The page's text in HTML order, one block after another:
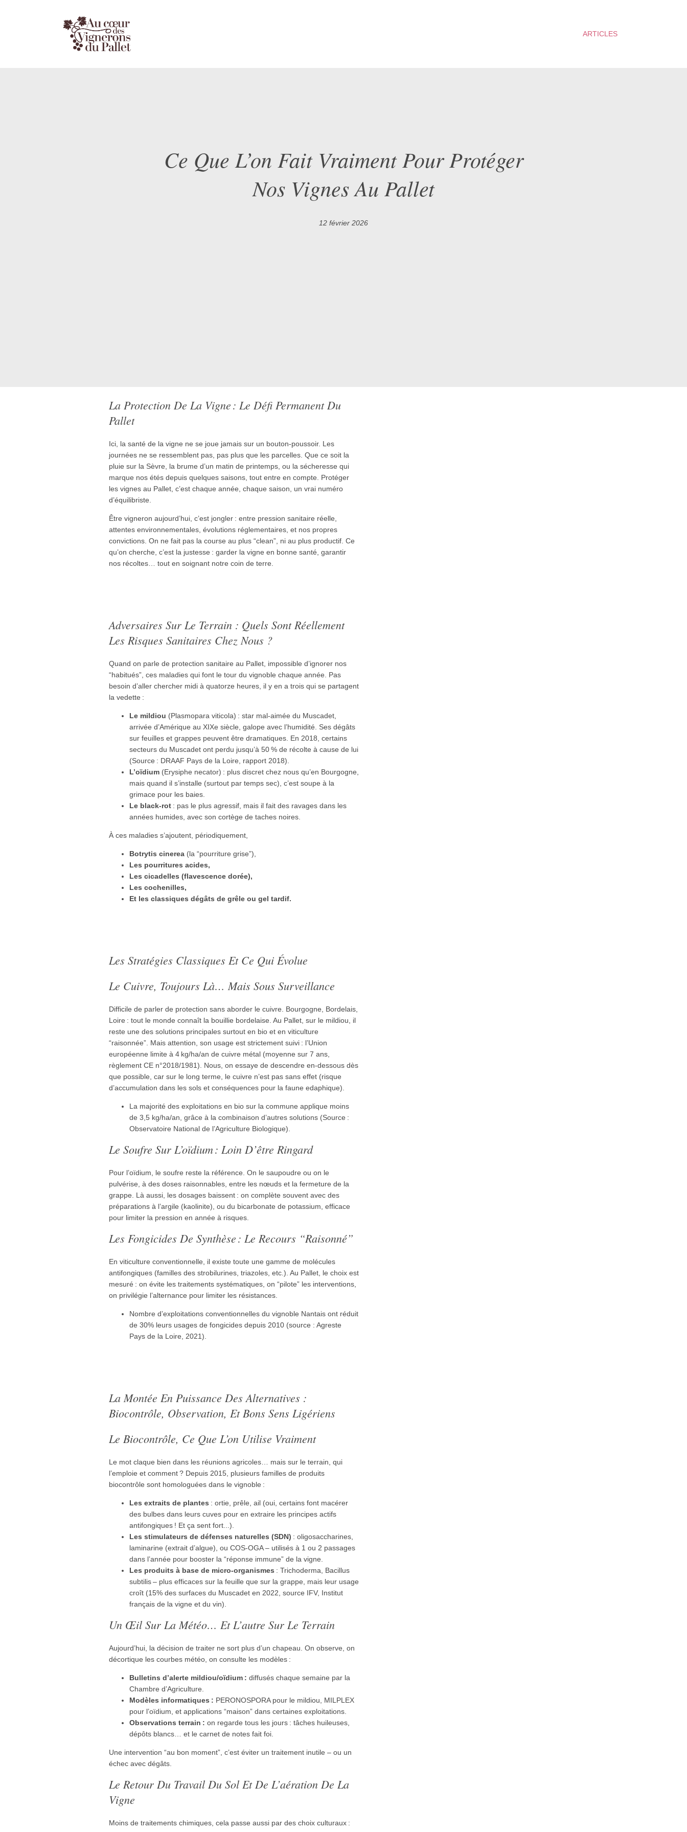
ARTICLES
Ce Que L’on Fait Vraiment Pour Protéger
Nos Vignes Au Pallet
12 février 2026
La Protection De La Vigne : Le Défi Permanent Du
Pallet
Ici, la santé de la vigne ne se joue jamais sur un bouton-poussoir. Les
journées ne se ressemblent pas, pas plus que les parcelles. Que ce soit la
pluie sur la Sèvre, la brume d’un matin de printemps, ou la sécheresse qui
marque nos étés depuis quelques saisons, tout entre en compte. Protéger
les vignes au Pallet, c’est chaque année, chaque saison, un vrai numéro
d’équilibriste.
Être vigneron aujourd’hui, c’est jongler : entre pression sanitaire réelle,
attentes environnementales, évolutions réglementaires, et nos propres
convictions. On ne fait pas la course au plus “clean”, ni au plus productif. Ce
qu’on cherche, c’est la justesse : garder la vigne en bonne santé, garantir
nos récoltes… tout en soignant notre coin de terre.
Adversaires Sur Le Terrain : Quels Sont Réellement
Les Risques Sanitaires Chez Nous ?
Quand on parle de protection sanitaire au Pallet, impossible d’ignorer nos
“habitués”, ces maladies qui font le tour du vignoble chaque année. Pas
besoin d’aller chercher midi à quatorze heures, il y en a trois qui se partagent
la vedette :
Le mildiou (Plasmopara viticola) : star mal-aimée du Muscadet,
arrivée d’Amérique au XIXe siècle, galope avec l’humidité. Ses dégâts
sur feuilles et grappes peuvent être dramatiques. En 2018, certains
secteurs du Muscadet ont perdu jusqu’à 50 % de récolte à cause de lui
(Source : DRAAF Pays de la Loire, rapport 2018).
L’oïdium (Erysiphe necator) : plus discret chez nous qu’en Bourgogne,
mais quand il s’installe (surtout par temps sec), c’est soupe à la
grimace pour les baies.
Le black-rot : pas le plus agressif, mais il fait des ravages dans les
années humides, avec son cortège de taches noires.
À ces maladies s’ajoutent, périodiquement,
Botrytis cinerea (la “pourriture grise”),
Les pourritures acides,
Les cicadelles (flavescence dorée),
Les cochenilles,
Et les classiques dégâts de grêle ou gel tardif.
Les Stratégies Classiques Et Ce Qui Évolue
Le Cuivre, Toujours Là… Mais Sous Surveillance
Difficile de parler de protection sans aborder le cuivre. Bourgogne, Bordelais,
Loire : tout le monde connaît la bouillie bordelaise. Au Pallet, sur le mildiou, il
reste une des solutions principales surtout en bio et en viticulture
“raisonnée”. Mais attention, son usage est strictement suivi : l’Union
européenne limite à 4 kg/ha/an de cuivre métal (moyenne sur 7 ans,
règlement CE n°2018/1981). Nous, on essaye de descendre en-dessous dès
que possible, car sur le long terme, le cuivre n’est pas sans effet (risque
d’accumulation dans les sols et conséquences pour la faune edaphique).
La majorité des exploitations en bio sur la commune applique moins
de 3,5 kg/ha/an, grâce à la combinaison d’autres solutions (Source :
Observatoire National de l’Agriculture Biologique).
Le Soufre Sur L’oïdium : Loin D’être Ringard
Pour l’oïdium, le soufre reste la référence. On le saupoudre ou on le
pulvérise, à des doses raisonnables, entre les nœuds et la fermeture de la
grappe. Là aussi, les dosages baissent : on complète souvent avec des
préparations à l’argile (kaolinite), ou du bicarbonate de potassium, efficace
pour limiter la pression en année à risques.
Les Fongicides De Synthèse : Le Recours “raisonné”
En viticulture conventionnelle, il existe toute une gamme de molécules
antifongiques (familles des strobilurines, triazoles, etc.). Au Pallet, le choix est
mesuré : on évite les traitements systématiques, on “pilote” les interventions,
on privilégie l’alternance pour limiter les résistances.
Nombre d’exploitations conventionnelles du vignoble Nantais ont réduit
de 30% leurs usages de fongicides depuis 2010 (source : Agreste
Pays de la Loire, 2021).
La Montée En Puissance Des Alternatives :
Biocontrôle, Observation, Et Bons Sens Ligériens
Le Biocontrôle, Ce Que L’on Utilise Vraiment
Le mot claque bien dans les réunions agricoles… mais sur le terrain, qui
l’emploie et comment ? Depuis 2015, plusieurs familles de produits
biocontrôle sont homologuées dans le vignoble :
Les extraits de plantes : ortie, prêle, ail (oui, certains font macérer
des bulbes dans leurs cuves pour en extraire les principes actifs
antifongiques ! Et ça sent fort...).
Les stimulateurs de défenses naturelles (SDN) : oligosaccharines,
laminarine (extrait d’algue), ou COS-OGA – utilisés à 1 ou 2 passages
dans l’année pour booster la “réponse immune” de la vigne.
Les produits à base de micro-organismes : Trichoderma, Bacillus
subtilis – plus efficaces sur la feuille que sur la grappe, mais leur usage
croît (15% des surfaces du Muscadet en 2022, source IFV, Institut
français de la vigne et du vin).
Un Œil Sur La Météo… Et L’autre Sur Le Terrain
Aujourd’hui, la décision de traiter ne sort plus d’un chapeau. On observe, on
décortique les courbes météo, on consulte les modèles :
Bulletins d’alerte mildiou/oïdium : diffusés chaque semaine par la
Chambre d’Agriculture.
Modèles informatiques : PERONOSPORA pour le mildiou, MILPLEX
pour l’oïdium, et applications “maison” dans certaines exploitations.
Observations terrain : on regarde tous les jours : tâches huileuses,
dépôts blancs… et le carnet de notes fait foi.
Une intervention “au bon moment”, c’est éviter un traitement inutile – ou un
échec avec dégâts.
Le Retour Du Travail Du Sol Et De L’aération De La
Vigne
Moins de traitements chimiques, cela passe aussi par des choix culturaux :